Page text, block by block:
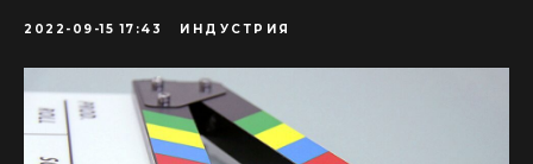
2022-09-15 17:43 ИНДУСТРИЯ